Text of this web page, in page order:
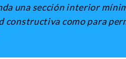
una sección interior
constructiva como para